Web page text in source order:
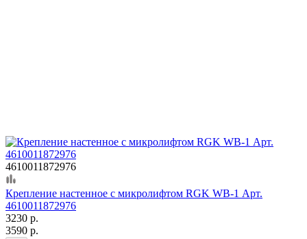
4610011872976
Крепление настенное с микролифтом RGK WB-1 Арт.
4610011872976
3230 р.
3590 р.